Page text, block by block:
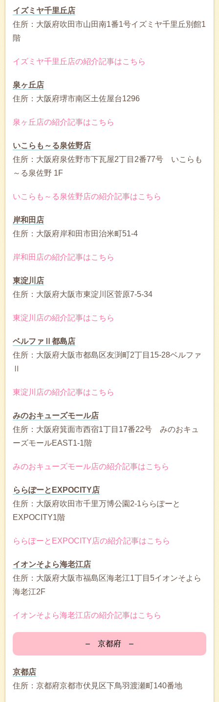
イズミヤ千里丘店
住所：大阪府吹田市山田南1番1号イズミヤ千里丘別館1
階
イズミヤ千里丘店の紹介記事はこちら
泉ヶ丘店
住所：大阪府堺市南区土佐屋台1296
泉ヶ丘店の紹介記事はこちら
いこらも～る泉佐野店
住所：大阪府泉佐野市下瓦屋2丁目2番77号 いこらも
～る泉佐野 1F
いこらも～る泉佐野店の紹介記事はこちら
岸和田店
住所：大阪府岸和田市田治米町51-4
岸和田店の紹介記事はこちら
東淀川店
住所：大阪府大阪市東淀川区菅原7-5-34
東淀川店の紹介記事はこちら
ベルファⅡ都島店
住所：大阪府大阪市都島区友渕町2丁目15-28ベルファ
東淀川店の紹介記事はこちら
みのおキューズモール店
住所：大阪府箕面市西宿1丁目17番22号 みのおキュ
ーズモールEAST1-1階
みのおキューズモール店の紹介記事はこちら
ららぽーとEXPOCITY店
住所：大阪府吹田市千里万博公園2-1ららぽーと
EXPOCITY1階
ららぽーとEXPOCITY店の紹介記事はこちら
イオンそよら海老江店
住所：大阪府大阪市福島区海老江1丁目5イオンそよら
海老江2F
イオンそよら海老江店の紹介記事はこちら
– 京都府 –
京都店
住所：京都府京都市伏見区下鳥羽渡瀬町140番地